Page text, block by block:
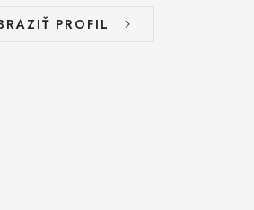
PROFIL